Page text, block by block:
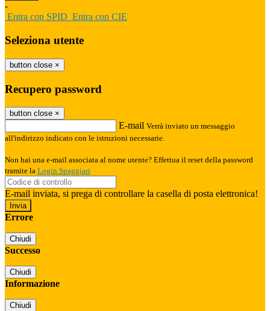
-
Entra con SPID Entra con CIE
Seleziona utente
button close ×
Recupero password
button close ×
E-mail Verrà inviato un messaggio
all'indirizzo indicato con le istruzioni necessarie.
Non hai una e-mail associata al nome utente? Effettua il reset della password
tramite la Login Spaggiari
E-mail inviata, si prega di controllare la casella di posta elettronica!
Errore
Chiudi
Successo
Chiudi
Informazione
Chiudi